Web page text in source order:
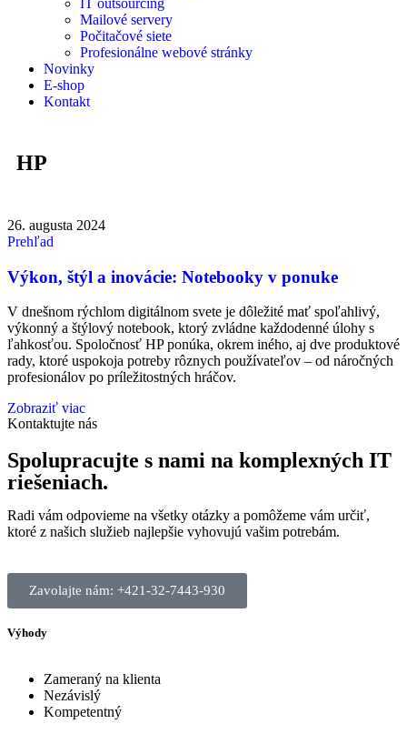
IT outsourcing
Mailové servery
Počitačové siete
Profesionálne webové stránky
Novinky
E-shop
Kontakt
HP
26. augusta 2024
Prehľad
Výkon, štýl a inovácie: Notebooky v ponuke
V dnešnom rýchlom digitálnom svete je dôležité mať spoľahlivý,
výkonný a štýlový notebook, ktorý zvládne každodenné úlohy s
ľahkosťou. Spoločnosť HP ponúka, okrem iného, aj dve produktové
rady, ktoré uspokoja potreby rôznych používateľov – od náročných
profesionálov po príležitostných hráčov.
Zobraziť viac
Kontaktujte nás
Spolupracujte s nami na komplexných IT
riešeniach.
Radi vám odpovieme na všetky otázky a pomôžeme vám určiť,
ktoré z našich služieb najlepšie vyhovujú vašim potrebám.
Zavolajte nám: +421-32-7443-930
Výhody
Zameraný na klienta
Nezávislý
Kompetentný